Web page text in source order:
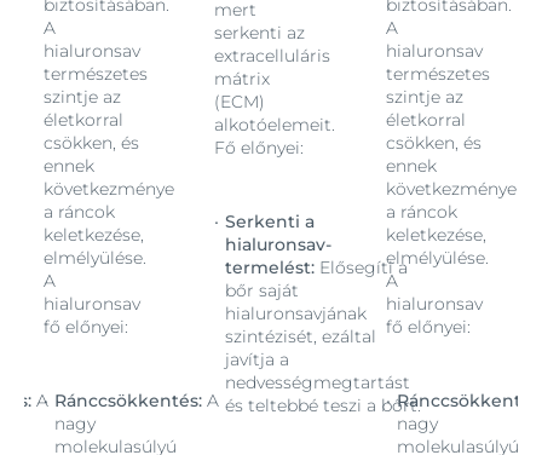
A
biztosításában.
A
hialuronsav
természetes
szintje az
életkorral
csökken, és
ennek
következménye
a ráncok
keletkezése,
elmélyülése.
A
hialuronsav
fő előnyei:
Ránccsökkentés:A
nagy
molekulasúlyú
mert
serkenti az
extracelluláris
mátrix
(ECM)
alkotóelemeit.
Fő előnyei:
Serkenti a
hialuronsav-
termelést: Elősegíti a
bőr saját
hialuronsavjának
szintézisét, ezáltal
javítja a
nedvességmegtartást
és teltebbé teszi a bőrt.
biztosításában.
A
hialuronsav
természetes
szintje az
életkorral
csökken, és
ennek
következménye
a ráncok
keletkezése,
elmélyülése.
A
hialuronsav
fő előnyei:
nagy
molekulasúlyú